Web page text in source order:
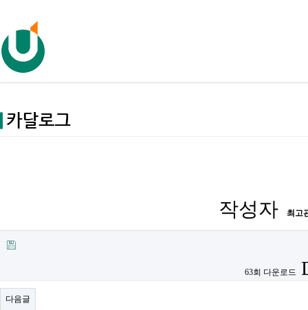
작성자 최고
63회 다운로드
다음글